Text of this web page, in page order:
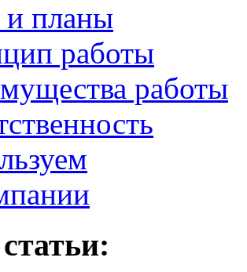
планы
работы
работы